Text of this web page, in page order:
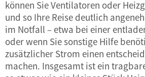
können Sie Ventilatoren oder
und so Ihre Reise deutlich
im Notfall – etwa bei einer
oder wenn Sie sonstige Hilfe
zusätzlicher Strom einen
machen. Insgesamt ist ein